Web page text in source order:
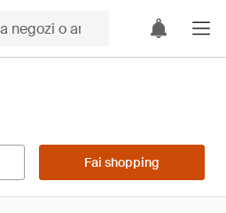
Fai shopping